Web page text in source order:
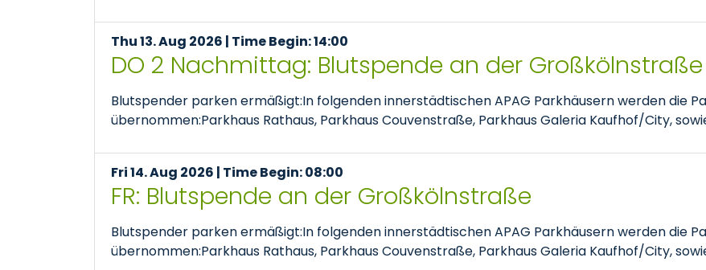
Thu 13. Aug 2026 | Time Begin: 14:00
DO 2 Nachmittag: Blutspende an der Großkölnstraße
Blutspender parken ermäßigt:In folgenden innerstädtischen APAG Parkhäusern werden die
übernommen:Parkhaus Rathaus, Parkhaus Couvenstraße, Parkhaus Galeria Kaufhof/City,
Fri 14. Aug 2026 | Time Begin: 08:00
FR: Blutspende an der Großkölnstraße
Blutspender parken ermäßigt:In folgenden innerstädtischen APAG Parkhäusern werden die
übernommen:Parkhaus Rathaus, Parkhaus Couvenstraße, Parkhaus Galeria Kaufhof/City,